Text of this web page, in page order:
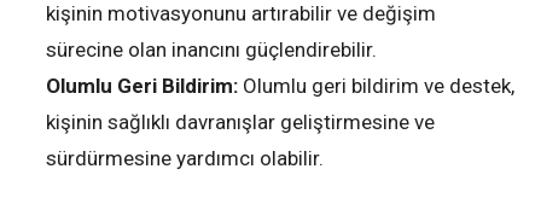
kişinin motivasyonunu artırabilir ve değişim
sürecine olan inancını güçlendirebilir.
Olumlu Geri Bildirim: Olumlu geri bildirim ve destek,
kişinin sağlıklı davranışlar geliştirmesine ve
sürdürmesine yardımcı olabilir.